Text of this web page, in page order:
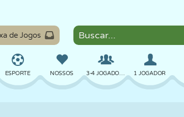
de Jogos
ESPORTE NOSSOS 3-4 JOGADORES 1 JOGADOR